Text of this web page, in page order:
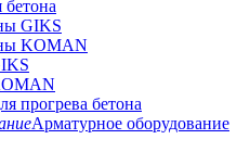
GIKS
KOMAN
прогрева бетона
Арматурное оборудование